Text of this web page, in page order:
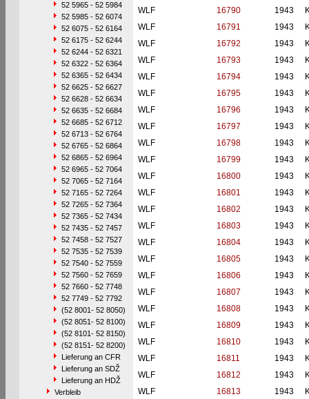
52 5965 - 52 5984
52 5985 - 52 6074
52 6075 - 52 6164
52 6175 - 52 6244
52 6244 - 52 6321
52 6322 - 52 6364
52 6365 - 52 6434
52 6625 - 52 6627
52 6628 - 52 6634
52 6635 - 52 6684
52 6685 - 52 6712
52 6713 - 52 6764
52 6765 - 52 6864
52 6865 - 52 6964
52 6965 - 52 7064
52 7065 - 52 7164
52 7165 - 52 7264
52 7265 - 52 7364
52 7365 - 52 7434
52 7435 - 52 7457
52 7458 - 52 7527
52 7535 - 52 7539
52 7540 - 52 7559
52 7560 - 52 7659
52 7660 - 52 7748
52 7749 - 52 7792
(52 8001- 52 8050)
(52 8051- 52 8100)
(52 8101- 52 8150)
(52 8151- 52 8200)
Lieferung an CFR
Lieferung an SDŽ
Lieferung an HDŽ
Verbleib
WLF
16790 1943
WLF
16791 1943
WLF
16792 1943
WLF
16793 1943
WLF
16794 1943
WLF
16795 1943
WLF
16796 1943
WLF
16797 1943
WLF
16798 1943
WLF
16799 1943
WLF
16800 1943
WLF
16801 1943
WLF
16802 1943
WLF
16803 1943
WLF
16804 1943
WLF
16805 1943
WLF
16806 1943
WLF
16807 1943
WLF
16808 1943
WLF
16809 1943
WLF
16810 1943
WLF
16811 1943
WLF
16812 1943
WLF
16813 1943